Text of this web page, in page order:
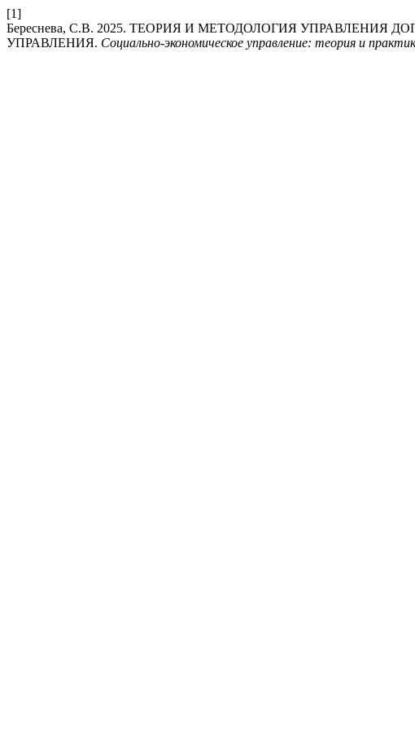
[1]
Береснева, С.В. 2025. ТЕОРИЯ И МЕТОДОЛОГИЯ
УПРАВЛЕНИЯ. Социально-экономическое управление: теория и